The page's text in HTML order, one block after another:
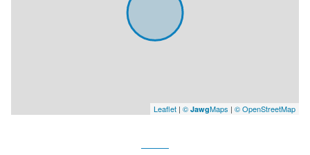
Leaflet | © JawgMaps | © OpenStreetMap